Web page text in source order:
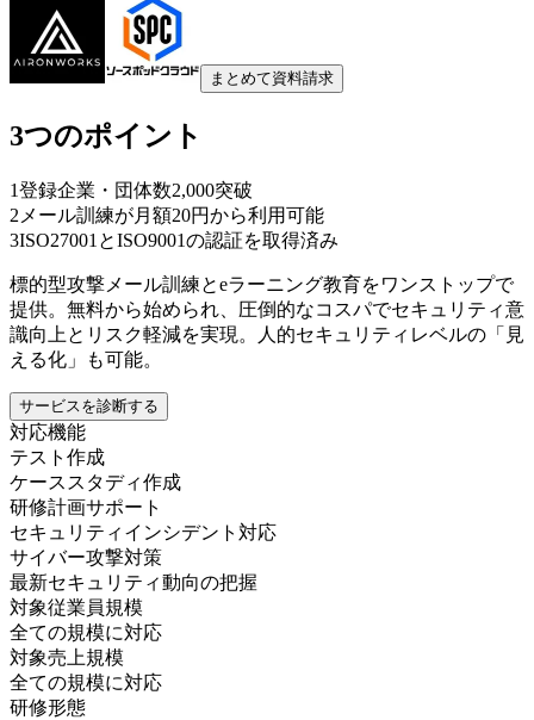
まとめて資料請求
3つのポイント
1登録企業・団体数2,000突破
2 メール訓練が月額20円から利用可能
3ISO27001とISO9001の認証を取得済み
標的型攻撃メール訓練とeラーニング教育をワンストップで
提供。無料から始められ、圧倒的なコスパでセキュリティ意
識向上とリスク軽減を実現。人的セキュリティレベルの「見
える化」も可能。
サービスを診断する
対応機能
テスト作成
ケーススタディ作成
研修計画サポート
セキュリティインシデント対応
サイバー攻撃対策
最新セキュリティ動向の把握
対象従業員規模
全ての規模に対応
対象売上規模
全ての規模に対応
研修形態